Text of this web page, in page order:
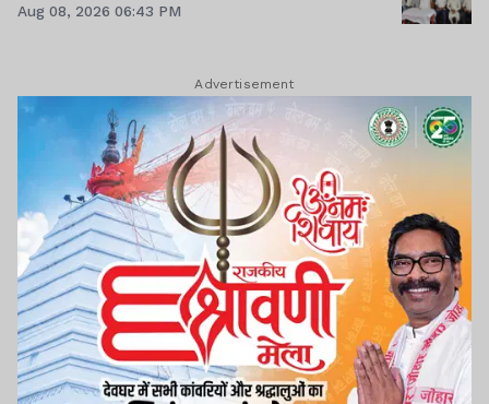
Aug 08, 2026 06:43 PM
Advertisement